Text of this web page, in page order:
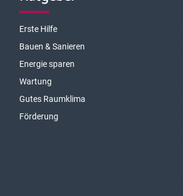
Erste Hilfe
Bauen & Sanieren
Energie sparen
Wartung
Gutes Raumklima
Förderung